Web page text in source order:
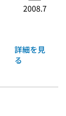
2008.7
詳細を見
る